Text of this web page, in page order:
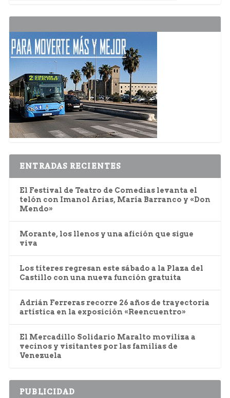
ENTRADAS RECIENTES
El Festival de Teatro de Comedias levanta el
telón con Imanol Arias, María Barranco y «Don
Mendo»
Morante, los llenos y una afición que sigue
viva
Los títeres regresan este sábado a la Plaza del
Castillo con una nueva función gratuita
Adrián Ferreras recorre 26 años de trayectoria
artística en la exposición «Reencuentro»
El Mercadillo Solidario Maralto moviliza a
vecinos y visitantes por las familias de
Venezuela
PUBLICIDAD